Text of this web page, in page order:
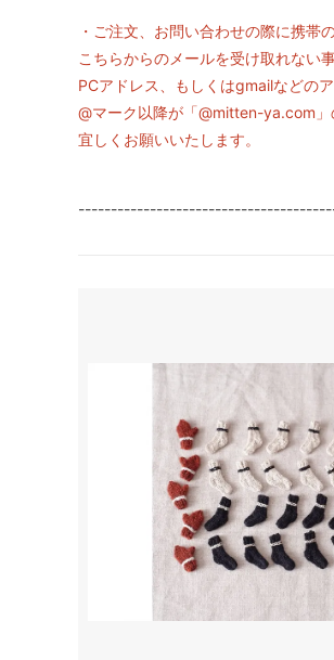
・ご注文、お問い合わせの際に携帯
こちらからのメールを受け取れない
PCアドレス、もしくはgmailなどの
@マーク以降が「@mitten-ya.com」
宜しくお願いいたします。